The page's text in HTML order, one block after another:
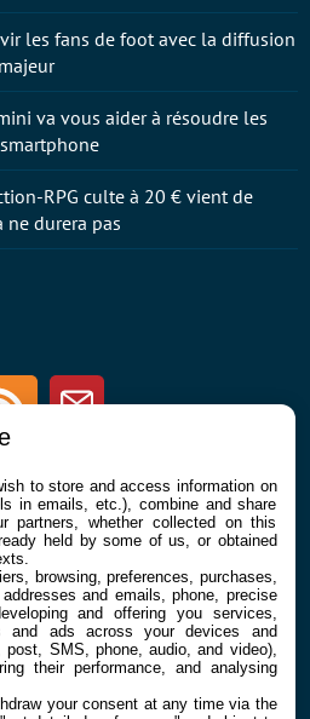
RSS Newsletter
À PROPOS
Contact
les fans de foot avec la diffusion
va vous aider à résoudre les
RPG culte à 20 € vient de
ne durera pas
to store and access information on
in emails, etc.), combine and share
partners, whether collected on this
held by some of us, or obtained
browsing, preferences, purchases,
and emails, phone, precise
and offering you services,
and ads across your devices and
SMS, phone, audio, and video),
their performance, and analysing
your consent at any time via the